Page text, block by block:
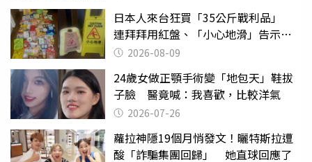
日本人來台狂買「35公斤戰利品」
連拜拜用紅盤、「小心地滑」告示牌
也帶回家
2026-08-09
24歲女做正顎手術變「地包天」鞋拔
子臉 醫竟喊：我喜歡，比較洋氣
2026-07-26
蘿拉神隱19個月悄發文！曬特斯拉遭
酸「詐騙集團回歸」 她直球回應了